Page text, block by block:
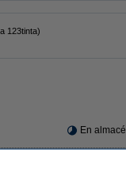
123tinta)
En